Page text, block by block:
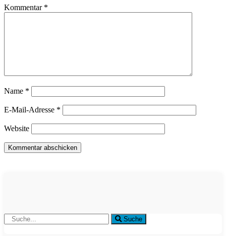
Kommentar *
Name *
E-Mail-Adresse *
Website
Suche